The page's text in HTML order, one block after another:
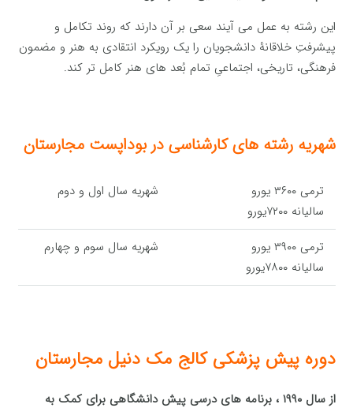
این رشته به عمل می آیند سعی بر آن دارند که روند تکامل و
پیشرفتِ خلاقانۀ دانشجویان را یک رویکرد انتقادی به هنر و مضمون
فرهنگی، تاریخی، اجتماعیِ تمام بُعد های هنر کامل تر کند.
شهریه رشته های کارشناسی در بوداپست مجارستان
ترمی ۳۶۰۰ یورو
سالیانه ۷۲۰۰یورو
شهریه سال اول و دوم
ترمی ۳۹۰۰ یورو
سالیانه ۷۸۰۰یورو
شهریه سال سوم و چهارم
دوره پیش پزشکی کالج مک دنیل مجارستان
از سال ۱۹۹۰ ، برنامه های درسی پیش دانشگاهی برای کمک به